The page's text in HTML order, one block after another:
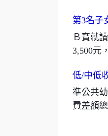
第3名子
Ｂ寶就
3,500元
低/中低
準公共
費差額